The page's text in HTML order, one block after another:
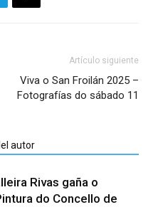
Artículo siguiente
Viva o San Froilán 2025 –
Fotografías do sábado 11
autor
Rivas gaña o
do Concello de